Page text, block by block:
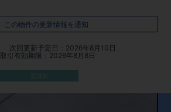
この物件の更新情報を通知
次回更新予定日
2026年8月10日
取引有効期限 2026年8月8日
完成前